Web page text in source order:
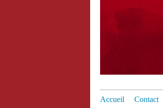
Accueil Contact